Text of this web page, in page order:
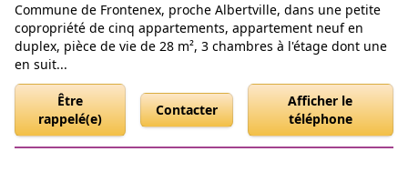
Commune de Frontenex, proche Albertville, dans une petite
copropriété de cinq appartements, appartement neuf en
duplex, pièce de vie de 28 m², 3 chambres à l'étage dont une
en suit...
Être
rappelé(e)
Contacter
Afficher le
téléphone